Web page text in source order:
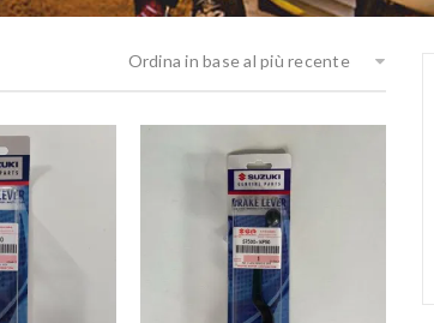
Ordina in base al più recente